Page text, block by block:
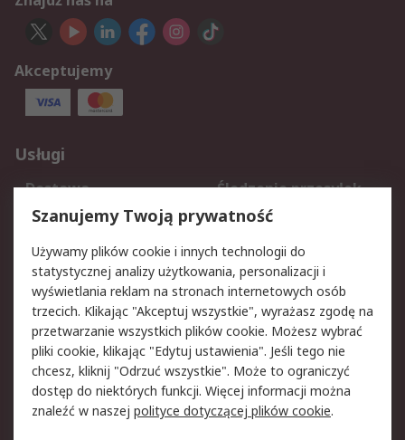
Akceptujemy
Usługi
Dostawa
Śledzenie przesyłek
Reklamacje i zwroty
Rejestracja
Aspekty prawne
Bezpieczeństwo e-
maila
Polityka dotycząca
plików cookie
Polityka prywatności
Użytkowanie witryny
Zastrzeżenia prawne
Warunki Sprzedaży
Szanujemy Twoją prywatność
Używamy plików cookie i innych technologii do
statystycznej analizy użytkowania, personalizacji i
wyświetlania reklam na stronach internetowych osób
trzecich. Klikając "Akceptuj wszystkie", wyrażasz zgodę na
przetwarzanie wszystkich plików cookie. Możesz wybrać
pliki cookie, klikając "Edytuj ustawienia". Jeśli tego nie
chcesz, kliknij "Odrzuć wszystkie". Może to ograniczyć
dostęp do niektórych funkcji. Więcej informacji można
znaleźć w naszej polityce dotyczącej plików cookie.